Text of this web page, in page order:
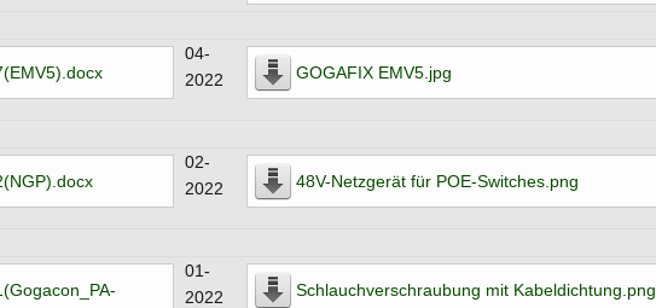
04-
2022
GOGAFIX EMV5.jpg
02-
2022
48V-Netzgerät für POE-Switches.png
01-
2022
Schlauchverschraubung mit Kabeldichtung.png